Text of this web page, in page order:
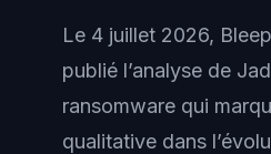
Le 4 juillet 2026,
publié l’analyse de
ransomware qui
qualitative dans